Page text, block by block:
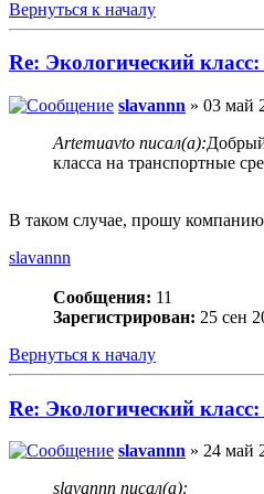
Вернуться к началу
Re: Экологический
slavannn » 03 май
Artemuavto писал(а):
класса на транспортные
В таком случае, прошу
slavannn
Сообщения: 11
Зарегистрирован: 25 сен
Вернуться к началу
Re: Экологический
slavannn » 24 май
slavannn писал(а):